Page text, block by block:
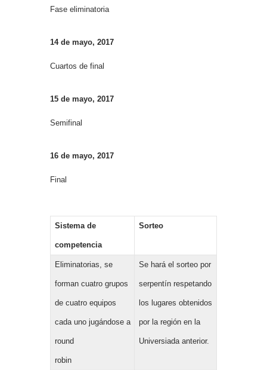
Fase eliminatoria
14 de mayo, 2017
Cuartos de final
15 de mayo, 2017
Semifinal
16 de mayo, 2017
Final
Sistema de
competencia
Sorteo
Eliminatorias, se
forman cuatro grupos
de cuatro equipos
cada uno jugándose a
round
robin
Se hará el sorteo por
serpentín respetando
los lugares obtenidos
por la región en la
Universiada anterior.